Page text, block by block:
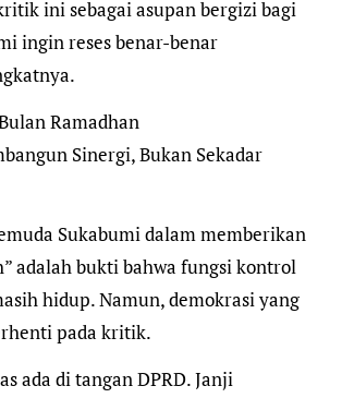
ini sebagai asupan bergizi bagi
ingin reses benar-benar
Ramadhan
Sinergi, Bukan Sekadar
Sukabumi dalam memberikan
adalah bukti bahwa fungsi kontrol
hidup. Namun, demokrasi yang
pada kritik.
ada di tangan DPRD. Janji